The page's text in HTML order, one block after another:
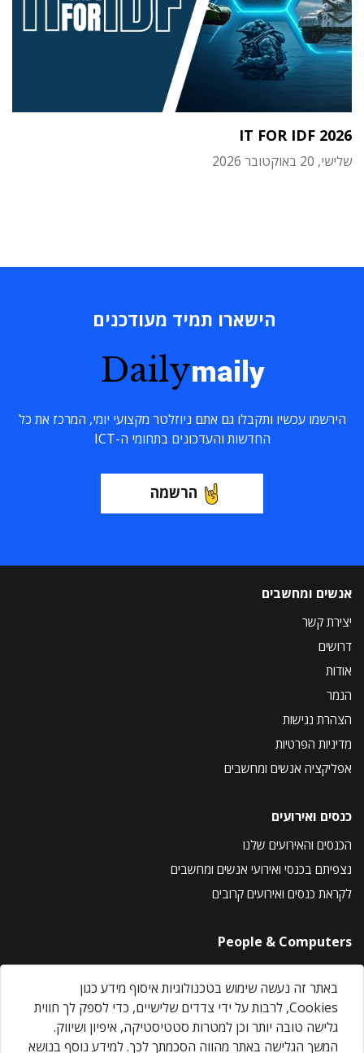
IT FOR IDF 2026
שלישי, 20 באוקטובר 2026
הישארו תמיד מעודכנים
Dailymaily
הירשמו עכשיו ותקבלו גם אתם ניוזלטר מקצועי יומי, המרכז את כל
החדשות והעדכונים בתחומי ה-ICT
הרשמה
אנשים ומחשבים
יצירת קשר
דרושים
אודות
הנמר
הצהרת נגישות
מדיניות הפרטיות
אפליקציה אנשים ומחשבים
כנסים ואירועים
הכנסים והאירועים שלנו
נצפיתם בכנסי ואירועי אנשים ומחשבים
לקראת כנסים ואירועים קרובים
People & Computers
About Us
Privacy Policy
Contact Us
Our Events
באתר זה נעשה שימוש בטכנולוגיות איסוף מידע כגון
Cookies, לרבות על ידי צדדים שלישיים, כדי לספק לך חווית
גלישה טובה יותר וכן למטרות סטטיסטיקה, איפיון ושיווק.
המשך הגלישה באתר מהווה הסכמתך לכך. למידע נוסף בנושא